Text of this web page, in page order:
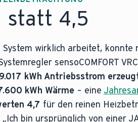
statt 4,5
wirklich arbeitet, konnte
sensoCOMFORT
kWh Antriebsstrom
kWh Wärme – eine
4,7 für den reinen
bin ursprünglich von einer